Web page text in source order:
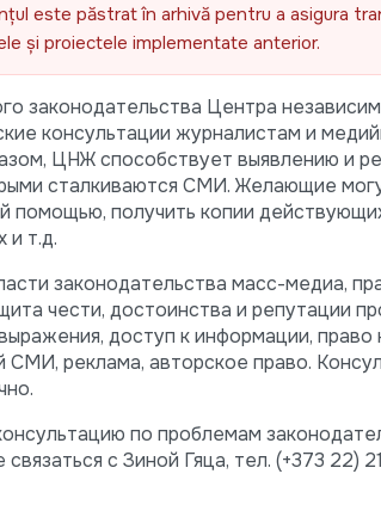
este păstrat în arhivă pentru a asigura
și proiectele implementate anterior.
законодательства Центра
консультации журналистам и
ЦНЖ способствует выявлению и
сталкиваются СМИ. Желающие
помощью, получить копии
и т.д.
законодательства масс-медиа,
чести, достоинства и репутации
доступ к информации, право
рeклама, авторское право.
по проблемам
с Зиной Гяца, тел. (+373 22)